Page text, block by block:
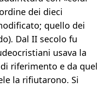
dei dieci
quello dei
Dal II secolo fu
usava la
riferimento e da quel
la rifiutarono. Si